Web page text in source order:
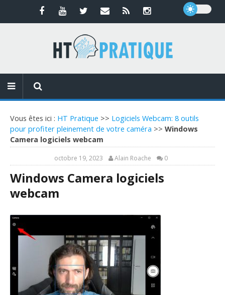
Vous êtes ici : HT Pratique >> Logiciels Webcam: 8 outils
pour profiter pleinement de votre caméra >> Windows
Camera logiciels webcam
octobre 19, 2023 Alain Roache 0
Windows Camera logiciels
webcam